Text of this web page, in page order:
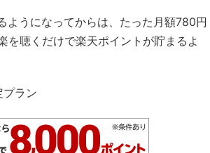
ようになってからは、たった月額780円
を聴くだけで楽天ポイントが貯まるよ
ラン